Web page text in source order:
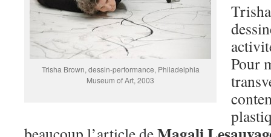
Trisha Brown, dessin-performance, Philadelphia
Museum of Art, 2003
Pour